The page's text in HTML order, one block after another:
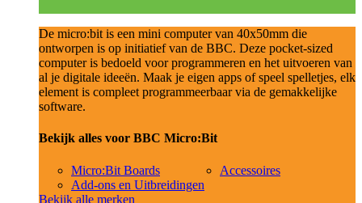
De micro:bit is een mini computer van 40x50mm die
ontworpen is op initiatief van de BBC. Deze pocket-sized
computer is bedoeld voor programmeren en het uitvoeren van
al je digitale ideeën. Maak je eigen apps of speel spelletjes, elk
element is compleet programmeerbaar via de gemakkelijke
software.
Bekijk alles voor BBC Micro:Bit
Micro:Bit Boards
Add-ons en Uitbreidingen
Accessoires
Bekijk alle merken